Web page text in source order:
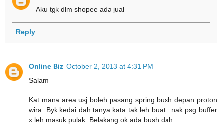
Aku tgk dlm shopee ada jual
Reply
Online Biz October 2, 2013 at 4:31 PM
Salam
Kat mana area usj boleh pasang spring bush depan proton
wira. Byk kedai dah tanya kata tak leh buat...nak psg buffer
x leh masuk pulak. Belakang ok ada bush dah.